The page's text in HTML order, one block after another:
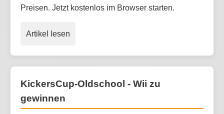
Preisen. Jetzt kostenlos im Browser starten.
Artikel lesen
KickersCup-Oldschool - Wii zu
gewinnen